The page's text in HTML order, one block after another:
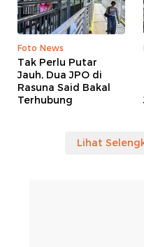
Foto News
Tak Perlu Putar
Jauh, Dua JPO di
Rasuna Said Bakal
Terhubung
Lihat